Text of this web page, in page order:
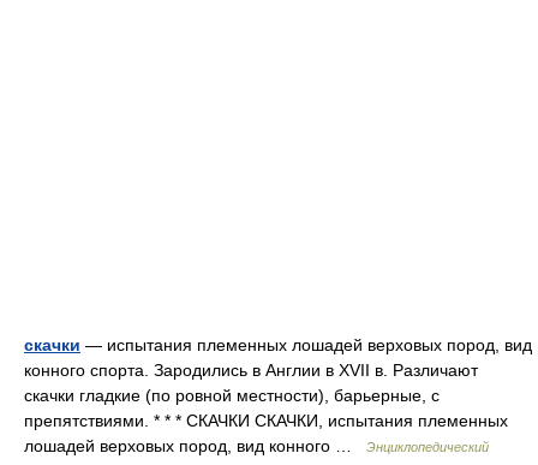
скачки — испытания племенных лошадей верховых пород, вид
конного спорта. Зародились в Англии в XVII в. Различают
скачки гладкие (по ровной местности), барьерные, с
препятствиями. * * * СКАЧКИ СКАЧКИ, испытания племенных
лошадей верховых пород, вид конного …
Энциклопедический